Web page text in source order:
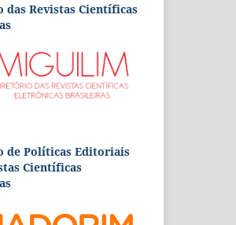
Revistas Científicas
de Políticas Editoriais
Científicas